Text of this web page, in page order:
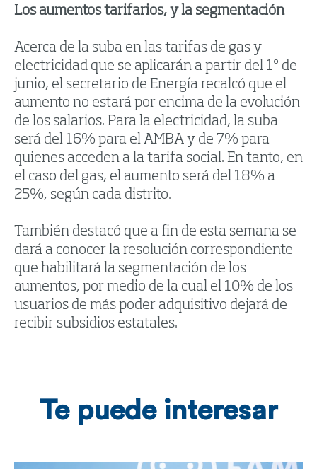
Los aumentos tarifarios, y la segmentación
Acerca de la suba en las tarifas de gas y
electricidad que se aplicarán a partir del 1º de
junio, el secretario de Energía recalcó que el
aumento no estará por encima de la evolución
de los salarios. Para la electricidad, la suba
será del 16% para el AMBA y de 7% para
quienes acceden a la tarifa social. En tanto, en
el caso del gas, el aumento será del 18% a
25%, según cada distrito.
También destacó que a fin de esta semana se
dará a conocer la resolución correspondiente
que habilitará la segmentación de los
aumentos, por medio de la cual el 10% de los
usuarios de más poder adquisitivo dejará de
recibir subsidios estatales.
Te puede interesar